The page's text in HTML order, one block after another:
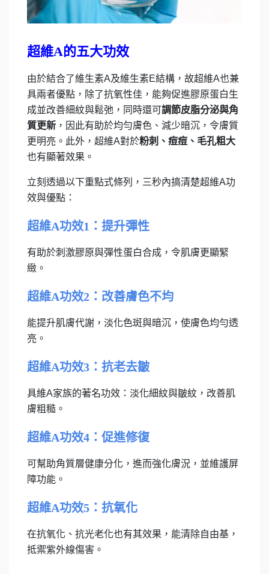
超維A的五大功效
​​由於結合了維生素A及維生素E結構，故超維A也兼
具兩者優點，除了抗氧性佳，能夠促進膠原蛋白生
成並改善細紋與鬆弛，同時還可調節皮脂分泌與角
質更新 ，因此有助於均勻膚色、減少暗沉，令膚質
更明亮。此外，超維A對於粉刺、痘痘、毛孔粗大
也有顯著效果。
立刻透過以下重點式條列，三秒內搞清楚超維A功
效與優點：
超維A功效1：提升彈性
有助於刺激膠原與彈性蛋白合成，令肌膚更顯緊
緻。
超維A功效2：改善膚色不均
能提升肌膚代謝，淡化色斑與暗沉，使膚色均勻透
亮。
超維A功效3：抗老去皺
具維A家族的著名功效：淡化細紋與皺紋，改善肌
膚粗糙。
超維A功效4：促進修復
可幫助角質層健康分化，進而強化膚況，並維護屏
障功能。
超維A功效5：抗氧化
在抗氧化、抗光老化也有其效果，能清除自由基，
抵禦紫外線傷害。